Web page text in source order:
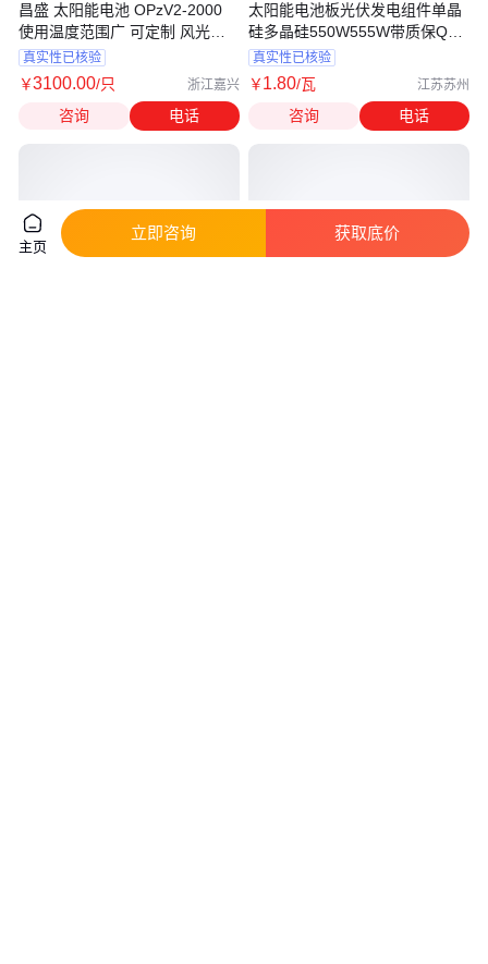
昌盛 太阳能电池 OPzV2-2000
使用温度范围广 可定制 风光互
补并网
真实性已核验
￥3100.00/只 浙江嘉兴
咨询 电话
太阳能电池板光伏发电组件单晶
硅多晶硅550W555W带质保Q1A
级
真实性已核验
￥1.80/瓦 江苏苏州
咨询 电话
主页
立即咨询 获取底价